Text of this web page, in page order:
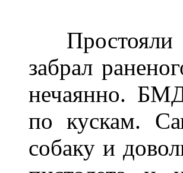
Простояли
забрал
нечаянно.
по кускам.
собаку и